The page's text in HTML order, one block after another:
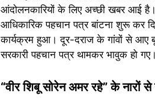
आंदोलनकारियों के लिए अच्छी खबर आई
आधिकारिक पहचान पत्र बांटना शुरू कर
कार्यक्रम हुआ। दूर-दराज के गांवों से आए
सरकारी पहचान पत्र थामकर भावुक हो गए।
“वीर शिबू सोरेन अमर रहे” के नारों से